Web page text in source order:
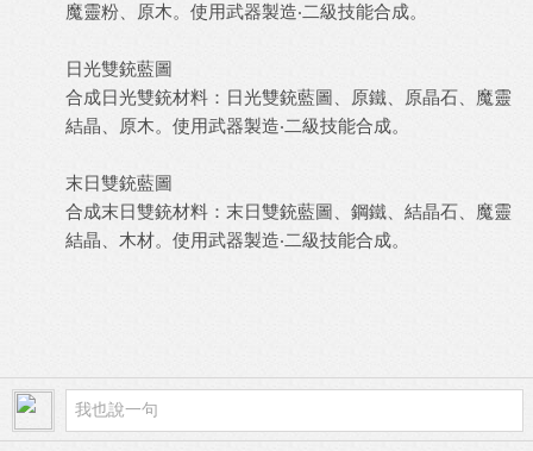
魔靈粉、原木。使用武器製造‧二級技能合成。
日光雙銃藍圖
合成日光雙銃材料：日光雙銃藍圖、原鐵、原晶石、魔靈
結晶、原木。使用武器製造‧二級技能合成。
末日雙銃藍圖
合成末日雙銃材料：末日雙銃藍圖、鋼鐵、結晶石、魔靈
結晶、木材。使用武器製造‧二級技能合成。